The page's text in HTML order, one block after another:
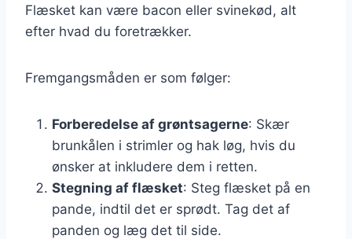
Flæsket kan være bacon eller svinekød, alt
efter hvad du foretrækker.
Fremgangsmåden er som følger:
Forberedelse af grøntsagerne: Skær
brunkålen i strimler og hak løg, hvis du
ønsker at inkludere dem i retten.
Stegning af flæsket: Steg flæsket på en
pande, indtil det er sprødt. Tag det af
panden og læg det til side.